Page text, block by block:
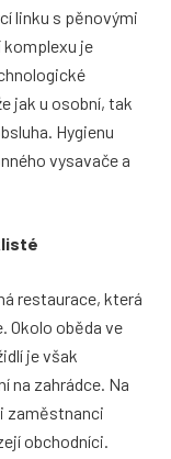
linku s pěnovými
je
jak u osobní, tak
Hygienu
vysavače a
restaurace, která
Okolo oběda ve
je však
na zahrádce. Na
zaměstnanci
obchodníci.